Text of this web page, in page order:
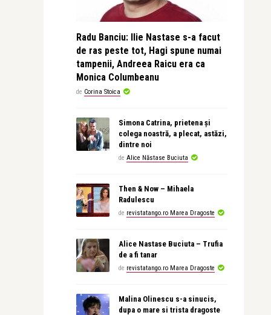
Radu Banciu: Ilie Nastase s-a facut
de ras peste tot, Hagi spune numai
tampenii, Andreea Raicu era ca
Monica Columbeanu
de Corina Stoica
Simona Catrina, prietena și
colega noastră, a plecat, astăzi,
dintre noi
de Alice Năstase Buciuta
Then & Now – Mihaela
Radulescu
de revistatango.ro Marea Dragoste
Alice Nastase Buciuta – Trufia
de a fi tanar
de revistatango.ro Marea Dragoste
Malina Olinescu s-a sinucis,
dupa o mare si trista dragoste